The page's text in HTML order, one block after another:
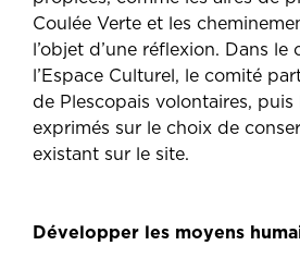
Coulée Verte et les
l’objet d’une réflexion. Dans
l’Espace Culturel, le comité
de Plescopais volontaires, puis
exprimés sur le choix de
existant sur le site.
Développer les moyens